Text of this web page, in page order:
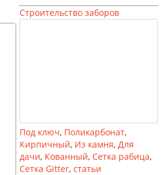
Строительство заборов
Под ключ, Поликарбонат,
Кирпичный, Из камня, Для
дачи, Кованный, Сетка рабица,
Сетка Gitter, статьи